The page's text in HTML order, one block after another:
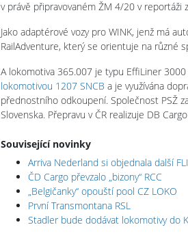
v právě připravovaném ŽM 4/20 v reportáži
Jako adaptérové vozy pro WINK, jenž má
RailAdventure, který se orientuje na různé
A lokomotiva 365.007 je typu EffiLiner
lokomotivou 1207 SNCB a je využívána
přednostního odkoupení. Společnost PSŽ
Slovenska. Přepravu v ČR realizuje DB
Související novinky
Arriva Nederland si objednala další
ČD Cargo převzalo „bizony“ RCC
„Belgičanky“ opouští pool CZ LOKO
První Transmontana RSL
Stadler bude dodávat lokomotivy do